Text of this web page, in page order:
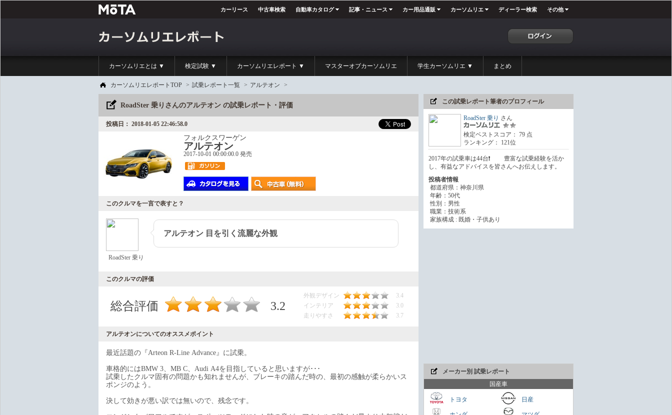
カーリース 中古車検索 自動車カタログ 記事・ニュース カー用品通販 カーソムリエ ディーラー検索 その他
カーソムリエとは ▼ 検定試験 ▼ カーソムリエレポート ▼ マスターオブカーソムリエ 学生カーソムリエ ▼ まとめ
カーソムリエレポートTOP > 試乗レポート一覧 > アルテオン >
RoadSter 乗りさんのアルテオン の試乗レポート・評価
投稿日： 2018-01-05 22:46:58.0
フォルクスワーゲン
アルテオン
2017-10-01 00:00:00.0 発売
このクルマを一言で表すと？
RoadSter 乗り
アルテオン 目を引く流麗な外観
このクルマの評価
総合評価 3.2
外観デザイン
3.4
インテリア
3.0
走りやすさ
3.7
アルテオンについてのオススメポイント
最近話題の『Arteon R-Line Advance』に試乗。
車格的にはBMW 3、MB C、Audi A4を目指していると思いますが･･･
試乗したクルマ固有の問題かも知れませんが、ブレーキの踏んだ時の、最初の感触が柔らかいス
ポンジのよう。
決して効きが悪い訳では無いので、残念です。
この試乗レポート筆者のプロフィール
RoadSter 乗り さん
検定ベストスコア： 79 点
ランキング： 121位
2017年の試乗車は44台❗️ 豊富な試乗経験を活か
し、有益なアドバイスを皆さんへお伝えします。
投稿者情報
都道府県：神奈川県
年齢：50代
性別：男性
職業：技術系
家族構成 : 既婚・子供あり
メーカー別 試乗レポート
国産車
トヨタ 日産